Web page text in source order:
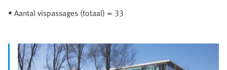
• Aantal vispassages (totaal) = 33